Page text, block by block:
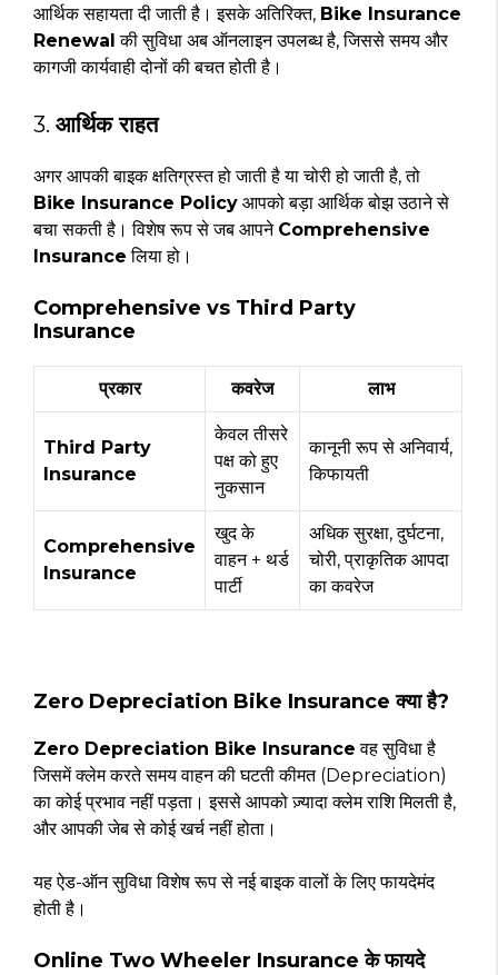
आर्थिक सहायता दी जाती है। इसके अतिरिक्त, Bike Insurance
Renewal की सुविधा अब ऑनलाइन उपलब्ध है, जिससे समय और
कागजी कार्यवाही दोनों की बचत होती है।
3. आर्थिक राहत
अगर आपकी बाइक क्षतिग्रस्त हो जाती है या चोरी हो जाती है, तो
Bike Insurance Policy आपको बड़ा आर्थिक बोझ उठाने से
बचा सकती है। विशेष रूप से जब आपने Comprehensive
Insurance लिया हो।
Comprehensive vs Third Party
Insurance
प्रकार कवरेज लाभ
Third Party
Insurance
केवल तीसरे
पक्ष को हुए
नुकसान
कानूनी रूप से अनिवार्य,
किफायती
Comprehensive
Insurance
खुद के
वाहन + थर्ड
पार्टी
अधिक सुरक्षा, दुर्घटना,
चोरी, प्राकृतिक आपदा
का कवरेज
Zero Depreciation Bike Insurance क्या है?
Zero Depreciation Bike Insurance वह सुविधा है
जिसमें क्लेम करते समय वाहन की घटती कीमत (Depreciation)
का कोई प्रभाव नहीं पड़ता। इससे आपको ज़्यादा क्लेम राशि मिलती है,
और आपकी जेब से कोई खर्च नहीं होता।
यह ऐड-ऑन सुविधा विशेष रूप से नई बाइक वालों के लिए फायदेमंद
होती है।
Online Two Wheeler Insurance के फायदे